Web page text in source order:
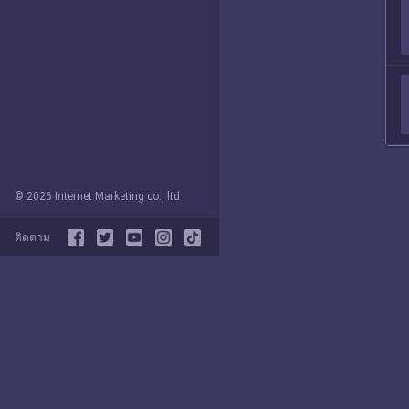
© 2026 Internet Marketing co., ltd
ติดตาม